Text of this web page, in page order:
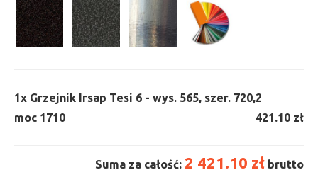
1x Grzejnik Irsap Tesi 6 - wys. 565, szer. 720,
moc 1710
2
421.10 zł
Suma za całość: 2 421.10 zł brutto